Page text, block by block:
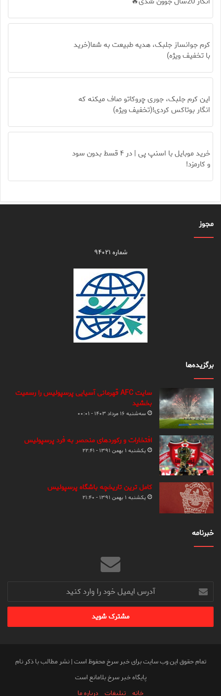
کرم جوانساز جلبک، هدیه طبیعت به شما(خرید
با تخفیف ویژه)
این کرم جلبک، جوری چروکاتو صاف میکنه که
انگار بوتاکس کردی!(تخفیف ویژه)
خرید موبایل با اسنپ پی | در ۴ قسط بدون سود
و کارمزد!
مجوز
شماره ۹۴۰۲۱
برگزیده‌ها
سایت AFC قهرمانی آسیایی پرسپولیس را رسمیت
بخشید
سه‌شنبه ۱۶ مرداد ۱۴۰۳ - ۰۰:۰۱
افتخارات و رکوردهای منحصر به فرد پرسپولیس
یکشنبه ۱ بهمن ۱۳۹۱ - ۲۲:۴۱
کامل ترین تاریخچه باشگاه پرسپولیس
یکشنبه ۱ بهمن ۱۳۹۱ - ۲۱:۴۰
خبرنامه
آدرس
ایمیل
خود
وارد
تمام حقوق این وب سایت برای خبر سرخ محفوظ است | نشر مطالب با ذکر نام
پایگاه خبر سرخ بلامانع است
خانه
تبلیغات درباره ما